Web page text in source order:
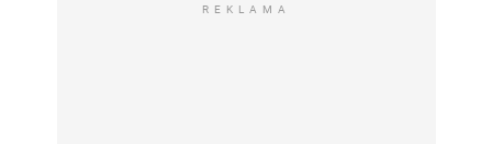
REKLAMA